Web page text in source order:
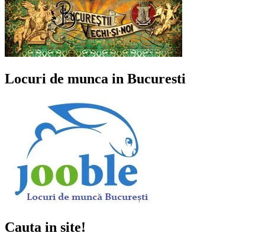
Locuri de munca in Bucuresti
Cauta in site!